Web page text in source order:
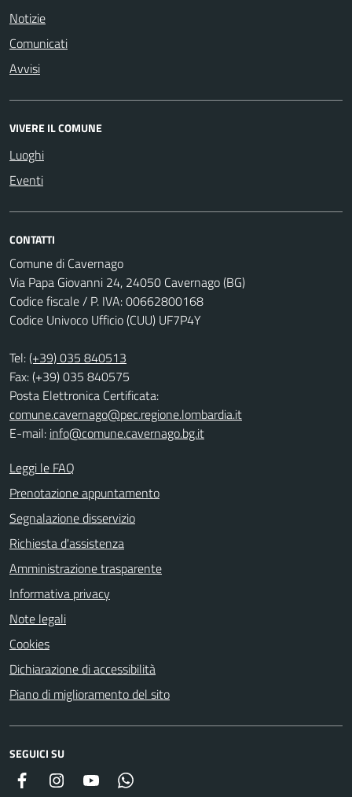
Notizie
Comunicati
Avvisi
VIVERE IL COMUNE
Luoghi
Eventi
CONTATTI
Comune di Cavernago
Via Papa Giovanni 24, 24050 Cavernago (BG)
Codice fiscale / P. IVA: 00662800168
Codice Univoco Ufficio (CUU) UF7P4Y
Tel:(+39) 035 840513
Fax: (+39) 035 840575
Posta Elettronica Certificata:
comune.cavernago@pec.regione.lombardia.it
E-mail: info@comune.cavernago.bg.it
Leggi le FAQ
Prenotazione appuntamento
Segnalazione disservizio
Richiesta d'assistenza
Amministrazione trasparente
Informativa privacy
Note legali
Cookies
Dichiarazione di accessibilità
Piano di miglioramento del sito
SEGUICI SU
Facebook InstagramYouTube